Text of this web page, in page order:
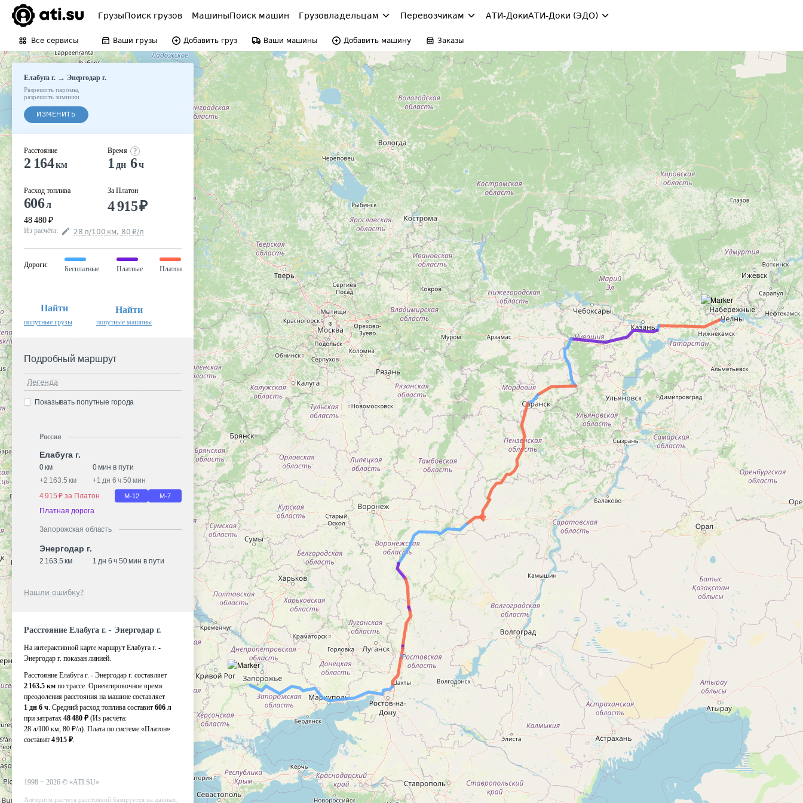
ГрузыПоиск грузов МашиныПоиск машин Грузовладельцам Перевозчикам АТИ-ДокиАТИ-Доки (ЭДО)
Все сервисы Ваши грузы Добавить груз Ваши машины Добавить машину Заказы
Елабуга г. → Энергодар г.
Разрешить паромы
разрешить зимники
ИЗМЕНИТЬ
Расстояние
2 164км
Расход топлива
606л
48 480 ₽
Время
1 дн 6ч
За Платон
4 915₽
Из расчёта: 28 л/100 км, 80 ₽/л
Дороги:
Бесплатные Платные Платон
Найти
попутные грузы
Найти
попутные машины
Подробный маршрут
Легенда
Показывать попутные города
Россия
Елабуга г.
0 км
0 мин в пути
+2 163.5 км +1 дн 6 ч 50 мин
4 915 ₽ за Платон
М-12 М-7
Платная дорога
Запорожская область
Энергодар г.
2 163.5 км 1 дн 6 ч 50 мин в пути
Нашли ошибку?
Расстояние Елабуга г. - Энергодар г.
На интерактивной карте маршрут Елабуга г. -
Энергодар г. показан линией.
Расстояние Елабуга г. - Энергодар г. составляет
2 163.5 км по трассе. Ориентировочное время
преодоления расстояния на машине составляет
1 дн 6 ч. Средний расход топлива составит 606 л
при затратах 48 480 ₽ (Из расчёта:
28 л/100 км, 80 ₽/л). Плата по системе «Платон»
составит 4 915 ₽.
1998 − 2026 © «ATI.SU»
Алгоритм расчета расстояний базируется на данных,